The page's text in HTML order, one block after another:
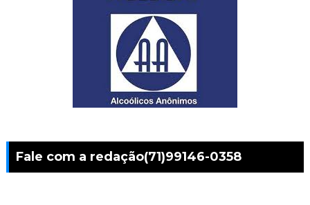
Fale com a redação(71)99146-0358